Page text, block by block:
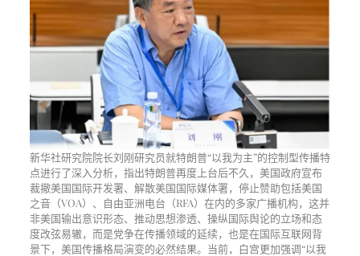
新华社研究院院长刘刚研究员就特朗普“以我为主”的控制型传播特
点进行了深入分析，指出特朗普再度上台后不久，美国政府宣布
裁撤美国国际开发署、解散美国国际媒体署，停止赞助包括美国
之音（VOA）、自由亚洲电台（RFA）在内的多家广播机构，这并
非美国输出意识形态、推动思想渗透、操纵国际舆论的立场和态
度改弦易辙，而是党争在传播领域的延续，也是在国际互联网背
景下，美国传播格局演变的必然结果。当前，白宫更加强调“以我